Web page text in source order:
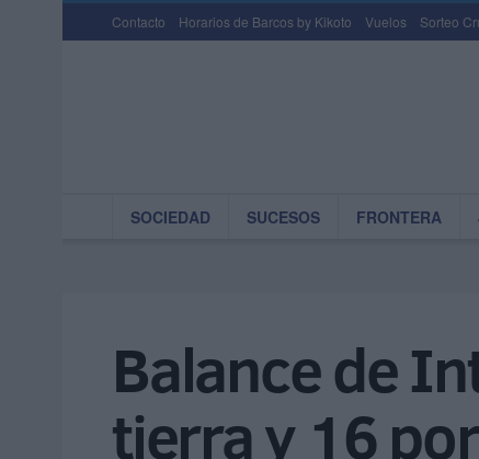
Contacto Horarios de Barcos by Kikoto Vuelos Sorteo
SOCIEDAD SUCESOS FRONTERA
Balance de
tierra y 16